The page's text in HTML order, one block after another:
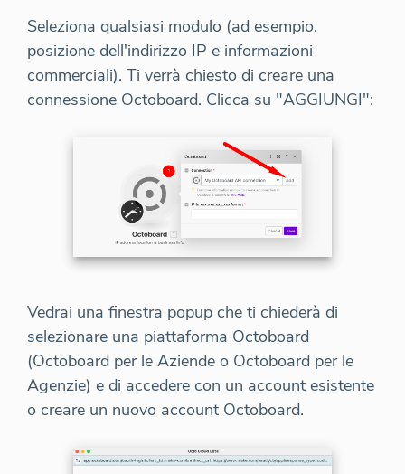
Seleziona qualsiasi modulo (ad esempio,
posizione dell'indirizzo IP e informazioni
commerciali). Ti verrà chiesto di creare una
connessione Octoboard. Clicca su "AGGIUNGI":
Vedrai una finestra popup che ti chiederà di
selezionare una piattaforma Octoboard
(Octoboard per le Aziende o Octoboard per le
Agenzie) e di accedere con un account esistente
o creare un nuovo account Octoboard.